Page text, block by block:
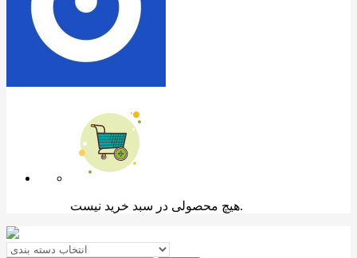
هیچ محصولی در سبد خرید نیست.